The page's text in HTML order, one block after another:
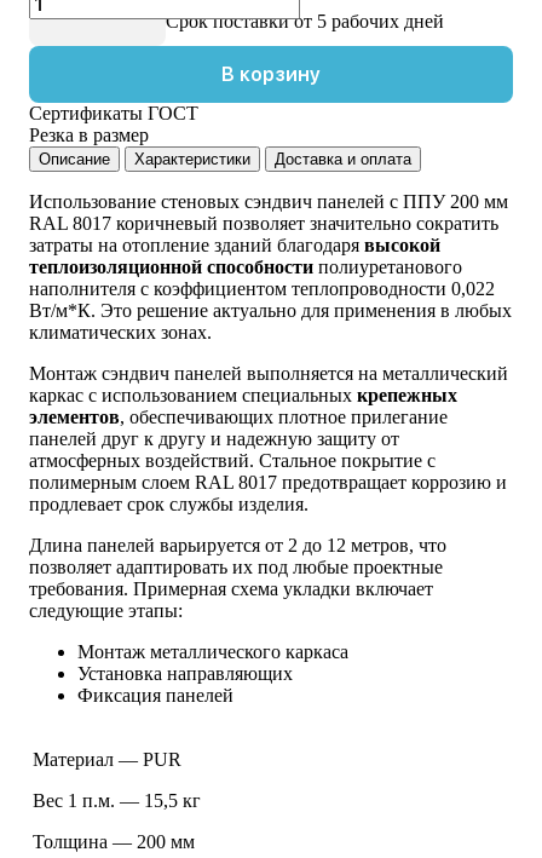
В корзину
Срок поставки от 5 рабочих дней
Сертификаты ГОСТ
Резка в размер
Описание Характеристики Доставка и оплата
Использование стеновых сэндвич панелей с ППУ 200 мм
RAL 8017 коричневый позволяет значительно сократить
затраты на отопление зданий благодаря высокой
теплоизоляционной способности полиуретанового
наполнителя с коэффициентом теплопроводности 0,022
Вт/м*К. Это решение актуально для применения в любых
климатических зонах.
Монтаж сэндвич панелей выполняется на металлический
каркас с использованием специальных крепежных
элементов, обеспечивающих плотное прилегание
панелей друг к другу и надежную защиту от
атмосферных воздействий. Стальное покрытие с
полимерным слоем RAL 8017 предотвращает коррозию и
продлевает срок службы изделия.
Длина панелей варьируется от 2 до 12 метров, что
позволяет адаптировать их под любые проектные
требования. Примерная схема укладки включает
следующие этапы:
Монтаж металлического каркаса
Установка направляющих
Фиксация панелей
Материал — PUR
Вес 1 п.м. — 15,5 кг
Толщина — 200 мм